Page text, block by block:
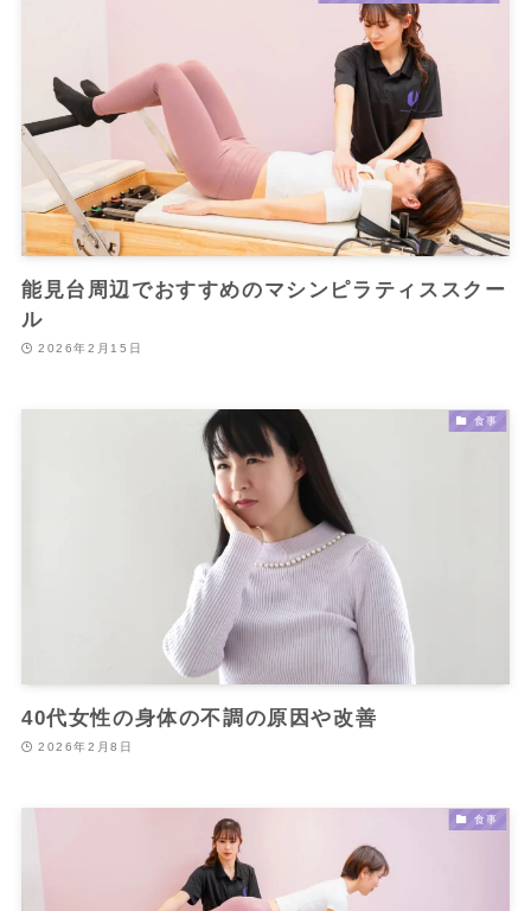
能見台周辺でおすすめのマシンピラティススクー
ル
2026年2月15日
食事
40代女性の身体の不調の原因や改善
2026年2月8日
食事